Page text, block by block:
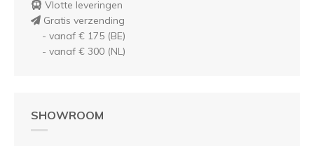
Vlotte leveringen
Gratis verzending
- vanaf € 175 (BE)
- vanaf € 300 (NL)
SHOWROOM